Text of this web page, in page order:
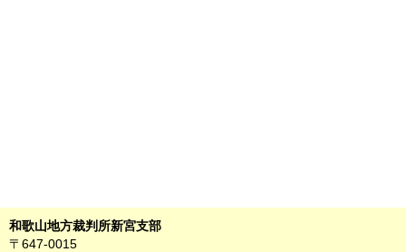
和歌山地方裁判所新宮支部
〒647-0015